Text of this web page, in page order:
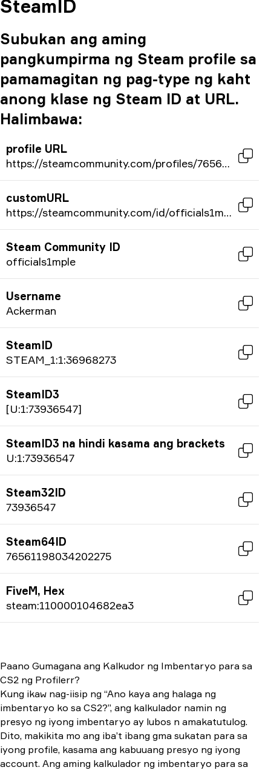
SteamID
Subukan ang aming
pangkumpirma ng Steam profile sa
pamamagitan ng pag-type ng kaht
anong klase ng Steam ID at URL.
Halimbawa:
profile URL
https://steamcommunity.com/profiles/76561198034202275/
customURL
https://steamcommunity.com/id/officials1mple/
Steam Community ID
officials1mple
Username
Ackerman
SteamID
STEAM_1:1:36968273
SteamID3
[U:1:73936547]
SteamID3 na hindi kasama ang brackets
U:1:73936547
Steam32ID
73936547
Steam64ID
76561198034202275
FiveM, Hex
steam:110000104682ea3
Paano Gumagana ang Kalkudor ng Imbentaryo para sa
CS2 ng Profilerr?
Kung ikaw nag-iisip ng “Ano kaya ang halaga ng
imbentaryo ko sa CS2?”, ang kalkulador namin ng
presyo ng iyong imbentaryo ay lubos n amakatutulog.
Dito, makikita mo ang iba’t ibang gma sukatan para sa
iyong profile, kasama ang kabuuang presyo ng iyong
account. Ang aming kalkulador ng imbentaryo para sa